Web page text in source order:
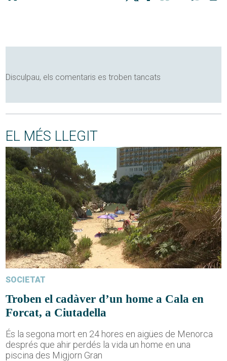
Disculpau, els comentaris es troben tancats
EL MÉS LLEGIT
SOCIETAT
Troben el cadàver d’un home a Cala en
Forcat, a Ciutadella
És la segona mort en 24 hores en aigües de Menorca
després que ahir perdés la vida un home en una
piscina des Migjorn Gran